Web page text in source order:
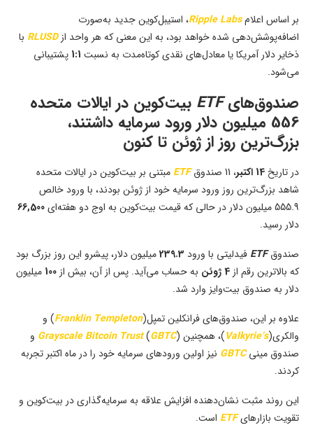
بر اساس اعلامRipple Labs، استیبل‌کوین جدید به‌صورت
اضافه‌پوشش‌دهی شده خواهد بود، به این معنی که هر واحد ازRLUSD با
ذخایر دلار آمریکا یا معادل‌های نقدی کوتاه‌مدت به نسبت 1:1 پشتیبانی
می‌شود.
صندوق‌هایETF بیت‌کوین در ایالات متحده
556 میلیون دلار ورود سرمایه داشتند،
بزرگ‌ترین روز از ژوئن تا کنون
در تاریخ 14 اکتبر ، 11 صندوق ETF مبتنی بر بیت‌کوین در ایالات متحده
شاهد بزرگ‌ترین روز ورود سرمایه خود از ژوئن بودند، با ورود خالص
555.9 میلیون دلار در حالی که قیمت بیت‌کوین به اوج دو هفته‌ای
66,500
دلار رسید.
صندوقETF فیدلیتی با ورود 239.3میلیون دلار، پیشرو این روز بزرگ بود
که بالاترین رقم از 4 ژوئن به حساب می‌آید. پس از آن، بیش از 100 میلیون
دلار به صندوق بیت‌وایز وارد شد.
علاوه بر این، صندوق‌های فرانکلین تمپل‌(Franklin Templeton) و
والکری(Valkyrie’s)، همچنین Grayscale Bitcoin Trust(GBTC
) و
صندوق مینیGBTC نیز اولین ورودهای سرمایه خود را در ماه اکتبر تجربه
کردند.
این روند مثبت نشان‌دهنده افزایش علاقه به سرمایه‌گذاری در بیت‌کوین و
تقویت بازارهایETF است.